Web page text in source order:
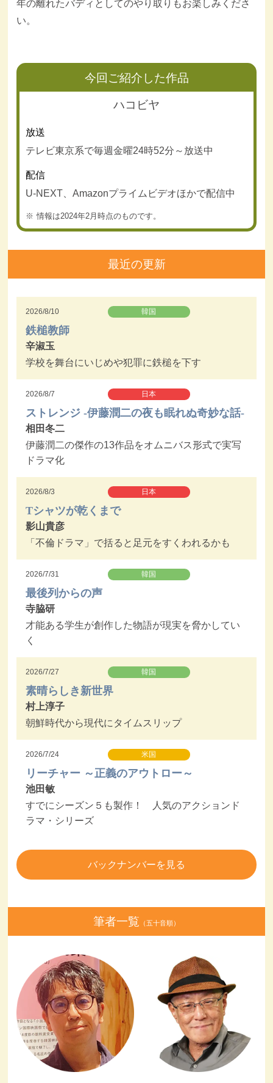
年の離れたバディとしてのやり取りもお楽しみくださ
い。
今回ご紹介した作品
ハコビヤ
放送
テレビ東京系で毎週金曜24時52分～放送中
配信
U-NEXT、Amazonプライムビデオほかで配信中
情報は2024年2月時点のものです。
最近の更新
2026/8/10 韓国
鉄槌教師
辛淑玉
学校を舞台にいじめや犯罪に鉄槌を下す
2026/8/7 日本
ストレンジ -伊藤潤二の夜も眠れぬ奇妙な話-
相田冬二
伊藤潤二の傑作の13作品をオムニバス形式で実写
ドラマ化
2026/8/3 日本
Tシャツが乾くまで
影山貴彦
「不倫ドラマ」で括ると足元をすくわれるかも
2026/7/31 韓国
最後列からの声
寺脇研
才能ある学生が創作した物語が現実を脅かしてい
く
2026/7/27 韓国
素晴らしき新世界
村上淳子
朝鮮時代から現代にタイムスリップ
2026/7/24 米国
リーチャー ～正義のアウトロー～
池田敏
すでにシーズン５も製作！ 人気のアクションド
ラマ・シリーズ
バックナンバーを見る
筆者一覧 （五十音順）